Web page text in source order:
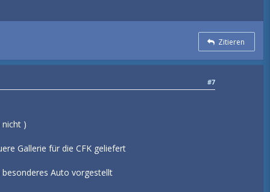
Zitieren
#7
nicht )
Gallerie für die CFK geliefert
besonderes Auto vorgestellt